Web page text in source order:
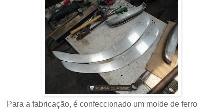
Para a fabricação, é confeccionado um molde de ferro